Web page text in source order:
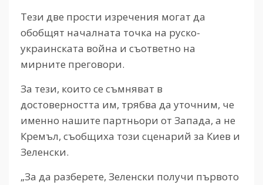
Тези две прости изречения могат да
обобщят началната точка на руско-
украинската война и съответно на
мирните преговори.
За тези, които се съмняват в
достоверността им, трябва да уточним, че
именно нашите партньори от Запада, а не
Кремъл, съобщиха този сценарий за Киев и
Зеленски.
„За да разберете, Зеленски получи първото